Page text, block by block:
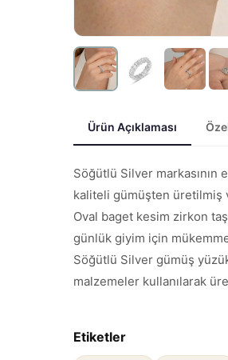
Ürün Açıklaması
Söğütlü Silver
kaliteli gümüşten üretilmiş
Oval baget kesim zirkon
günlük giyim için
Söğütlü Silver gümüş
malzemeler kullanılarak
Etiketler